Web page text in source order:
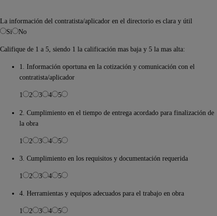
La información del contratista/aplicador en el directorio es clara y útil
Si
No
Califique de 1 a 5, siendo 1 la calificación mas baja y 5 la mas alta:
1. Información oportuna en la cotización y comunicación con el
contratista/aplicador
1 2 3 4 5
2. Cumplimiento en el tiempo de entrega acordado para finalización de
la obra
1 2 3 4 5
3. Cumplimiento en los requisitos y documentación requerida
1 2 3 4 5
4. Herramientas y equipos adecuados para el trabajo en obra
1 2 3 4 5